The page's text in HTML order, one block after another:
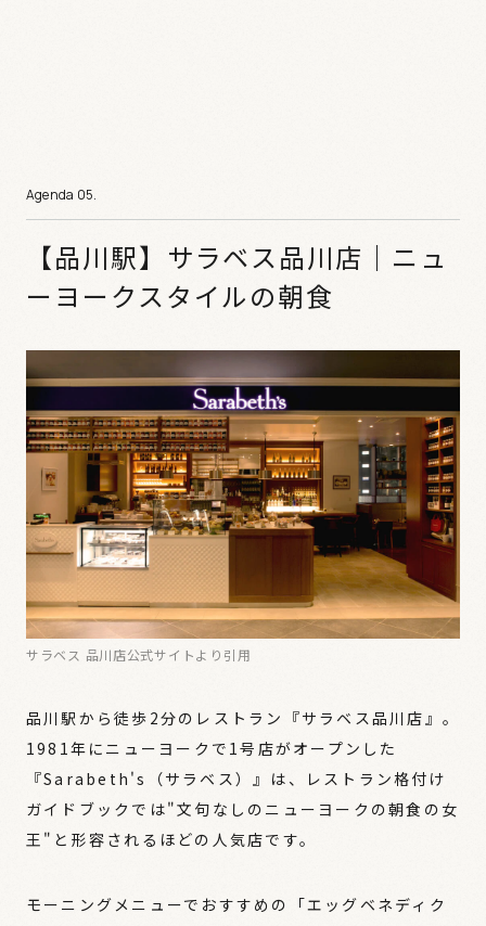
【品川駅】サラベス品川店｜ニュ
ーヨークスタイルの朝食
サラベス 品川店公式サイトより引用
品川駅から徒歩2分のレストラン『サラベス品川店』。
1981年にニューヨークで1号店がオープンした
『Sarabeth's（サラベス）』は、レストラン格付け
ガイドブックでは"文句なしのニューヨークの朝食の女
王"と形容されるほどの人気店です。
モーニングメニューでおすすめの「エッグベネディク